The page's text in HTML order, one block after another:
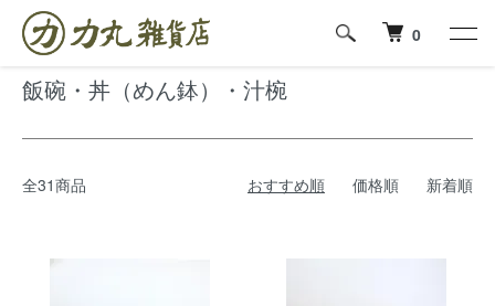
0
ホーム 飯碗・丼（めん鉢）・汁椀
飯碗・丼（めん鉢）・汁椀
全31商品 おすすめ順 価格順 新着順